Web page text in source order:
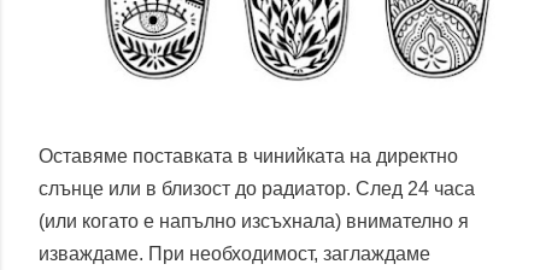
Оставяме поставката в чинийката на директно
слънце или в близост до радиатор. След 24 часа
(или когато е напълно изсъхнала) внимателно я
изваждаме. При необходимост, заглаждаме